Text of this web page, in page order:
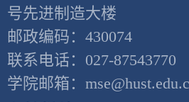
号先进制造大楼
邮政编码：430074
联系电话：027-87543770
学院邮箱：